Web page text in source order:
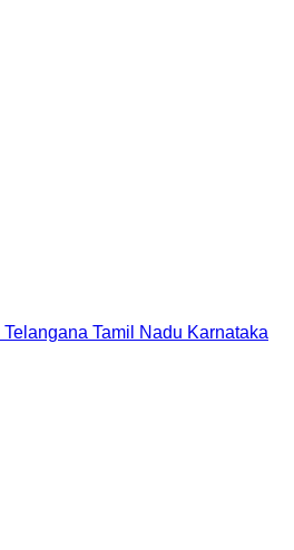
Telangana Tamil Nadu Karnataka